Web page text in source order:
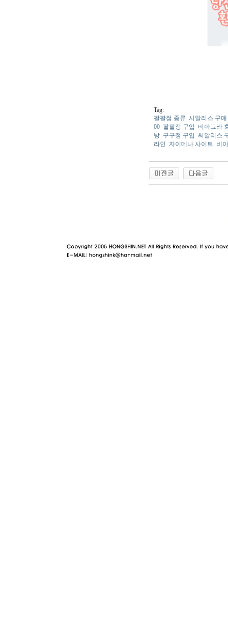
Tag:
팔팔정 종류 시알리스 구매
00 팔팔정 구입
비아그라
방 구구정 구입 씨알리스
라인
자이데나 사이트 비